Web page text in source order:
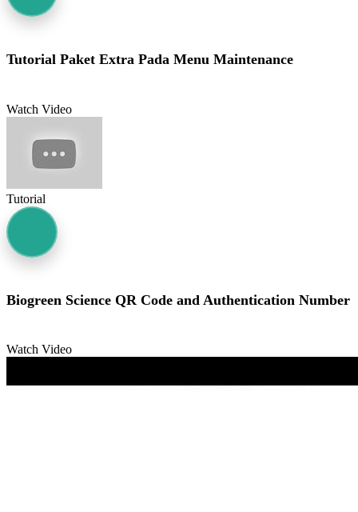
Tutorial Paket Extra Pada Menu Maintenance
Watch Video
Tutorial
Biogreen Science QR Code and Authentication Number
Watch Video